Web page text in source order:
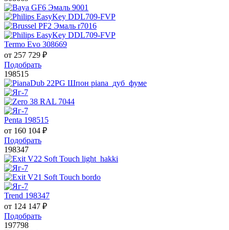
Termo Evo 308669
от 257 729 ₽
Подобрать
198515
Penta 198515
от 160 104 ₽
Подобрать
198347
Trend 198347
от 124 147 ₽
Подобрать
197798